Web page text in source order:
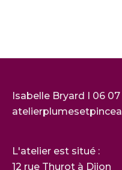
Isabelle Bryard I 06 07
L'atelier est situé :
12 rue Thurot à Dijon